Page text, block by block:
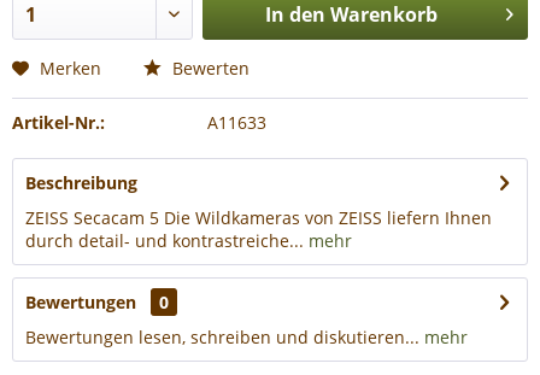
In den Warenkorb
Merken Bewerten
Artikel-Nr.: A11633
Beschreibung
ZEISS Secacam 5 Die Wildkameras von ZEISS liefern Ihnen
durch detail- und kontrastreiche... mehr
Bewertungen
0
Bewertungen lesen, schreiben und diskutieren... mehr